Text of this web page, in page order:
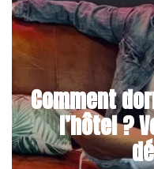
Comment
l’hôtel ?